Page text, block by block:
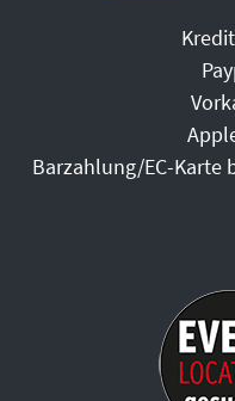
Barzahlung/EC-Karte